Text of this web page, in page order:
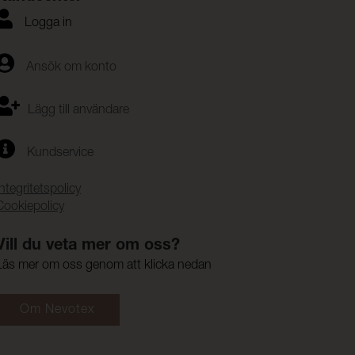
Logga in
Ansök om konto
Lägg till användare
Kundservice
du veta mer om oss?
mer om oss genom att klicka nedan
Om Nevotex